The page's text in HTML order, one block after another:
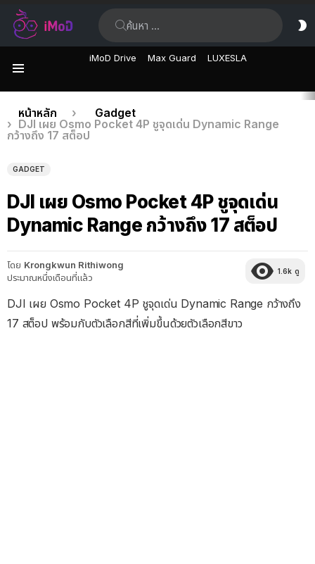
iMoD Drive Max Guard LUXESLA
เรื่อง
ล่าสุด
คุณอยู่ที่นี่:
หน้าหลัก
Gadget
DJI เผย Osmo Pocket 4P ชูจุดเด่น Dynamic Range
กว้างถึง 17 สต็อป
GADGET
DJI เผย Osmo Pocket 4P ชูจุดเด่น
Dynamic Range กว้างถึง 17 สต็อป
โดย Krongkwun Rithiwong
ประมาณหนึ่งเดือนที่แล้ว
1.6k ดู
DJI เผย Osmo Pocket 4P ชูจุดเด่น Dynamic Range กว้างถึง
17 สต็อป พร้อมกับตัวเลือกสีที่เพิ่มขึ้นด้วยตัวเลือกสีขาว